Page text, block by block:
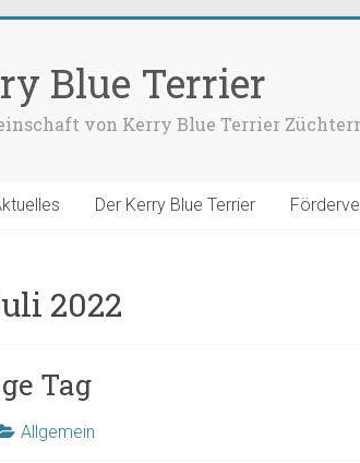
Blue Terrier
von Kerry Blue Terrier
Der Kerry Blue Terrier
2022
Tag
Allgemein